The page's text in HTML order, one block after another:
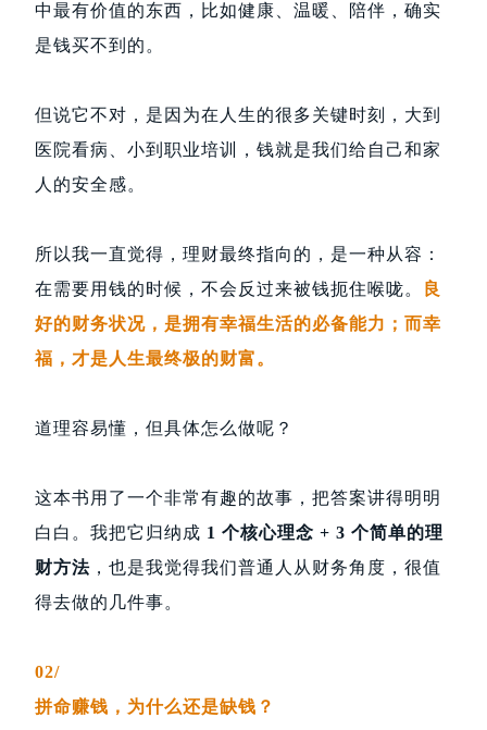
中最有价值的东西，比如健康、温暖、陪伴，确实
是钱买不到的。
但说它不对，是因为在人生的很多关键时刻，大到
医院看病、小到职业培训，钱就是我们给自己和家
人的安全感。
所以我一直觉得，理财最终指向的，是一种从容：
在需要用钱的时候，不会反过来被钱扼住喉咙。
良
好的财务状况，是拥有幸福生活的必备能力；而幸
福，才是人生最终极的财富。
道理容易懂，但具体怎么做呢？
这本书用了一个非常有趣的故事，把答案讲得明明
白白。我把它归纳成 1 个核心理念 + 3 个简单的理
财方法 ，也是我觉得我们普通人从财务角度，很值
得去做的几件事。
02/
拼命赚钱，为什么还是缺钱？